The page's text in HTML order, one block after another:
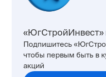
«ЮгСтройИнвест»
Подпишитесь
чтобы первым быть в
акций